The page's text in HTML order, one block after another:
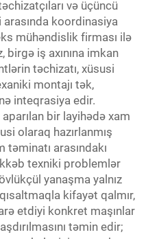
və üçüncü
koordinasiya
mühəndislik firması ilə
iş axınına imkan
təchizatı, xüsusi
montajı tək,
inteqrasiya edir.
bir layihədə xam
olaraq hazırlanmış
arasındakı
texniki problemlər
yanaşma yalnız
kifayət qalmır,
etdiyi konkret maşınlar
təmin edir;